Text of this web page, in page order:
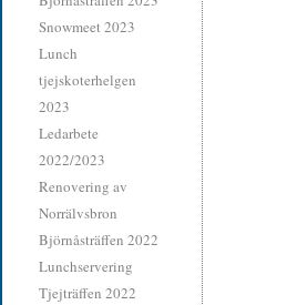
Snowmeet 2023
Lunch
tjejskoterhelgen
2023
Ledarbete
2022/2023
Renovering av
Norrälvsbron
Björnåsträffen 2022
Lunchservering
Tjejträffen 2022